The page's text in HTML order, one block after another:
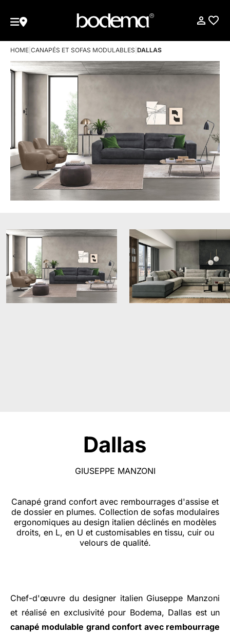
HOME CANAPÉS ET SOFAS MODULABLES DALLAS
Dallas
GIUSEPPE MANZONI
Canapé grand confort avec rembourrages d'assise et
de dossier en plumes. Collection de sofas modulaires
ergonomiques au design italien déclinés en modèles
droits, en L, en U et customisables en tissu, cuir ou
velours de qualité.
Chef-d'œuvre du designer italien Giuseppe Manzoni
et réalisé en exclusivité pour Bodema, Dallas est un
canapé modulable grand confort avec rembourrage